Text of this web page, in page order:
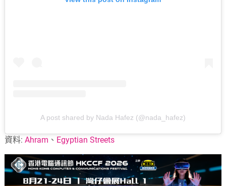
A post shared by Nada Hafez (@nada_hafez)
資料:Ahram 、 Egyptian Streets